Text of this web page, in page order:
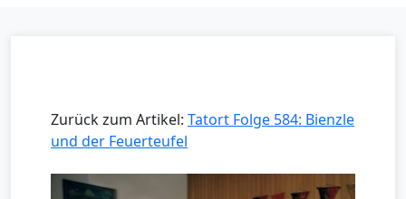
Zurück zum Artikel: Tatort Folge 584: Bienzle
und der Feuerteufel